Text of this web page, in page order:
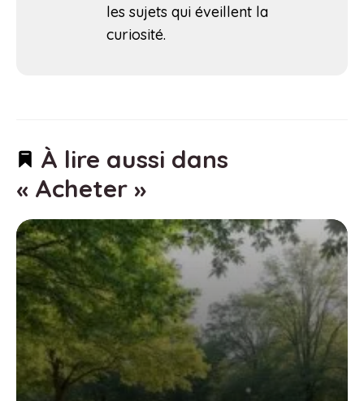
les sujets qui éveillent la
curiosité.
À lire aussi dans
« Acheter »